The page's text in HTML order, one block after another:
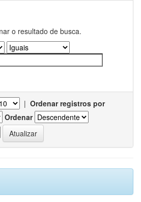
o resultado de busca.
| Ordenar registros por
Ordenar